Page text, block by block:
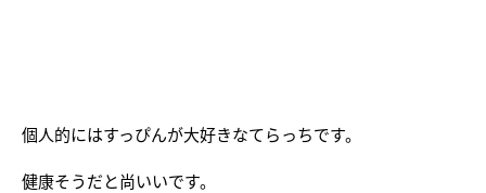
個人的にはすっぴんが大好きなてらっちです。
健康そうだと尚いいです。